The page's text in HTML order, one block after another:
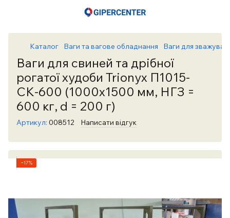
Каталог Ваги та вагове обладнання Ваги для
Ваги для свиней та дрібної
рогатої худоби Trionyx П1015-
СК-600 (1000х1500 мм, НГЗ =
600 кг, d = 200 г)
Артикул: 008512 Написати відгук
−17%